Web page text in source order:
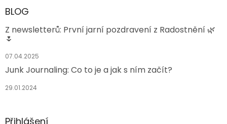
BLOG
Z newsletterů: První jarní pozdravení z Radostnění 🌿
🌷
07.04.2025
Junk Journaling: Co to je a jak s ním začít?
29.01.2024
Přihlášení